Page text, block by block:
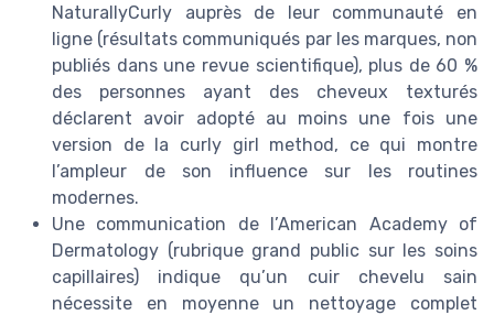
NaturallyCurly auprès de leur communauté en
ligne (résultats communiqués par les marques, non
publiés dans une revue scientifique), plus de 60 %
des personnes ayant des cheveux texturés
déclarent avoir adopté au moins une fois une
version de la curly girl method, ce qui montre
l’ampleur de son influence sur les routines
modernes.
Une communication de l’American Academy of
Dermatology (rubrique grand public sur les soins
capillaires) indique qu’un cuir chevelu sain
nécessite en moyenne un nettoyage complet